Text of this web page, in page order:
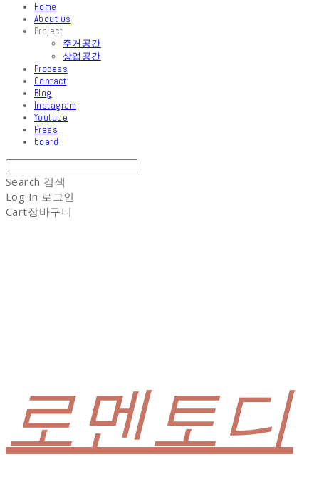
Home
About us
Project
주거공간
상업공간
Process
Contact
Blog
Instagram
Youtube
Press
board
Search 검색
Log In 로그인
Cart장바구니
로멘토디